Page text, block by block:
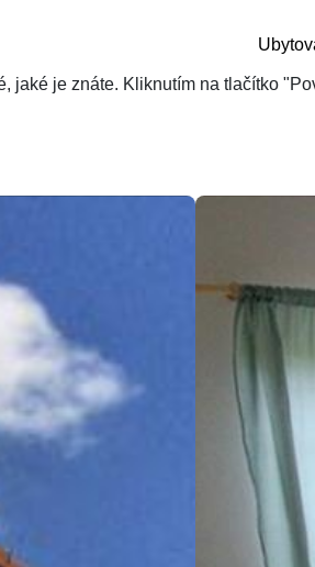
je znáte. Kliknutím na tlačítko